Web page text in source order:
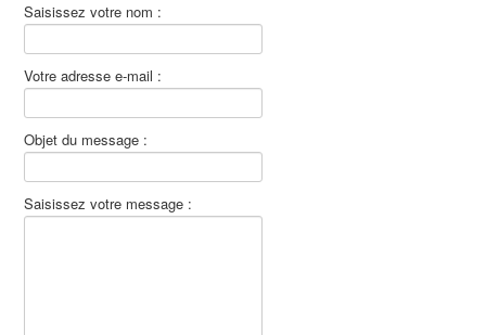
Saisissez votre nom :
Votre adresse e-mail :
Objet du message :
Saisissez votre message :